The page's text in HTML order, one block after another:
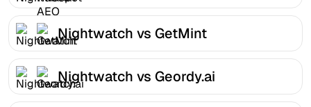
Nightwatch vs GetMint
Nightwatch vs Geordy.ai